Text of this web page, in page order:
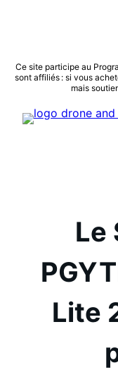
Aller
au
Ce site participe au
sont affiliés : si vous
mais
Le
Lite